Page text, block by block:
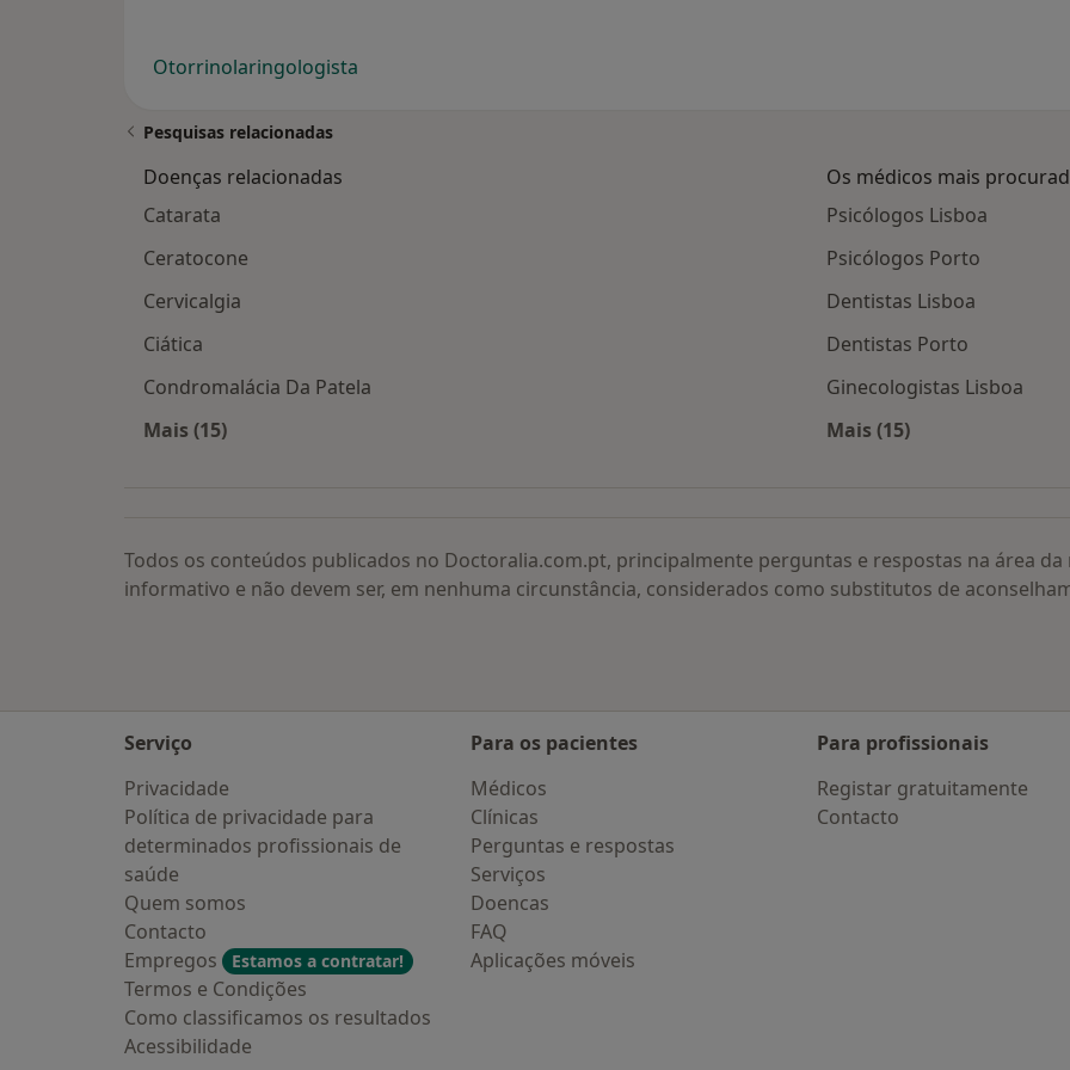
Otorrinolaringologista
Pesquisas relacionadas
Doenças relacionadas
Catarata
Ceratocone
Cervicalgia
Ciática
Condromalácia Da Patela
Mais (15)
Os médicos mais
Psicólogos Lisboa
Psicólogos Porto
Dentistas Lisboa
Dentistas Porto
Ginecologistas Lisboa
Mais (15)
Todos os conteúdos publicados no Doctoralia.com.pt, principalmente perguntas e respostas na área
informativo e não devem ser, em nenhuma circunstância, considerados como substitutos de
Serviço
Privacidade
Política de privacidade para
determinados profissionais de
saúde
Quem somos
Contacto
Empregos
Estamos a contratar!
Termos e Condições
Como classificamos os resultados
Acessibilidade
Para os pacientes
Médicos
Clínicas
Perguntas e respostas
Serviços
Doencas
FAQ
Aplicações móveis
Para profissionais
Registar gratuitamente
Contacto